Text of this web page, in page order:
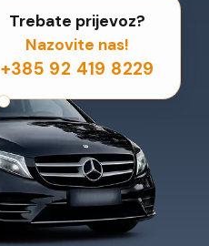
Trebate prijevoz?
Nazovite nas!
+385 92 419 8229